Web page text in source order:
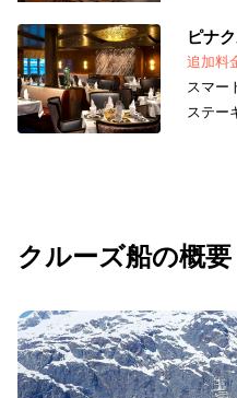
ピナ
追加料
スマー
ステー
クルーズ船の概要